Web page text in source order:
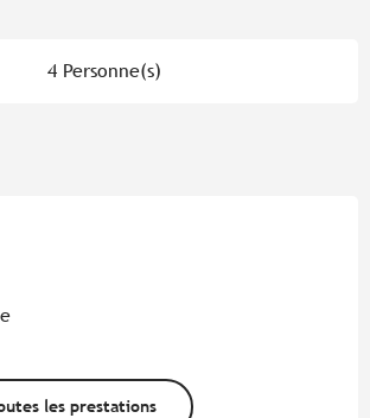
4 Personne(s)
les prestations